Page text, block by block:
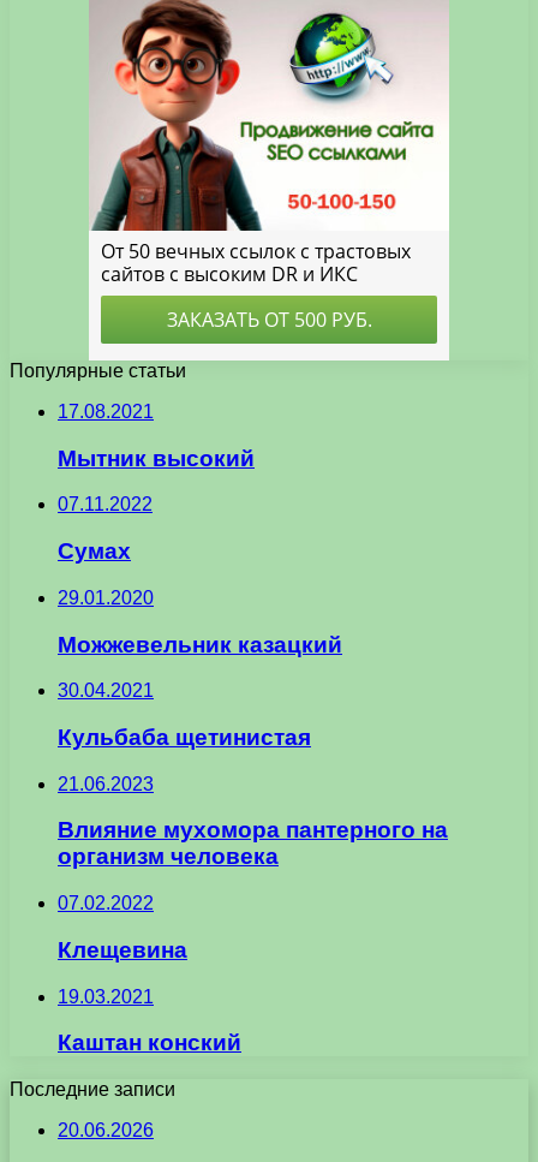
Популярные статьи
17.08.2021
Мытник высокий
07.11.2022
Сумах
29.01.2020
Можжевельник казацкий
30.04.2021
Кульбаба щетинистая
21.06.2023
Влияние мухомора пантерного на
организм человека
07.02.2022
Клещевина
19.03.2021
Каштан конский
Последние записи
20.06.2026